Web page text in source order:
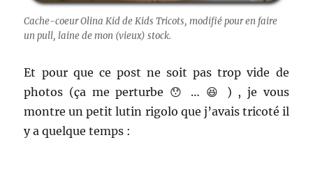
Cache-coeur Olina Kid de Kids Tricots, modifié pour en faire
un pull, laine de mon (vieux) stock.
Et pour que ce post ne soit pas trop vide de
photos (ça me perturbe 😯 … 😆 ) , je vous
montre un petit lutin rigolo que j’avais tricoté il
y a quelque temps :